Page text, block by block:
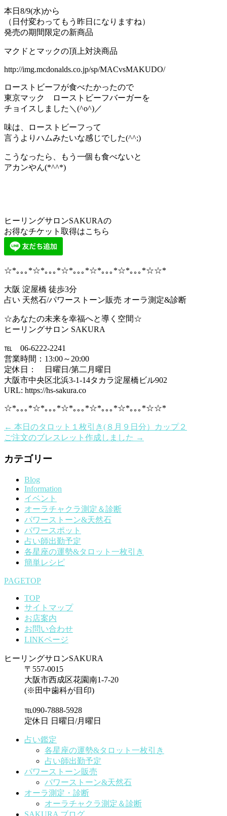
本日8/9(水)から
（日付変わってもう昨日になりますね）
発売の期間限定の新商品
マクドとマックの頂上対決商品
http://img.mcdonalds.co.jp/sp/MACvsMAKUDO/
ローストビーフが食べたかったので
東京マック ローストビーフバーガーを
チョイスしました＼(^o^)／
味は、ローストビーフって
言うよりハムみたいな感じでした(^^;)
こうなったら、もう一個も食べないと
アカンやん(*^^*)
ヒーリングサロンSAKURAの
お得なチケット取得はこちら
☆*｡｡｡*☆*｡｡｡*☆*｡｡｡*☆*｡｡｡*☆*｡｡｡*☆☆*
大阪 淀屋橋 徒歩3分
占い 天然石/パワーストーン販売 オーラ測定&診断
☆あなたの未来を幸福へと導く空間☆
ヒーリングサロン SAKURA
℡ 06-6222-2241
営業時間：13:00～20:00
定休日： 日曜日/第二月曜日
大阪市中央区北浜3-1-14タカラ淀屋橋ビル902
URL: https://hs-sakura.co
☆*｡｡｡*☆*｡｡｡*☆*｡｡｡*☆*｡｡｡*☆*｡｡｡*☆☆*
← 本日のタロット１枚引き(８月９日分）カップ２
ご注文のブレスレット作成しました →
カテゴリー
Blog
Information
イベント
オーラチャクラ測定＆診断
パワーストーン&天然石
パワースポット
占い師出勤予定
各星座の運勢&タロット一枚引き
簡単レシピ
PAGETOP
TOP
サイトマップ
お店案内
お問い合わせ
LINKページ
ヒーリングサロンSAKURA
〒557-0015
大阪市西成区花園南1-7-20
(※田中歯科が目印)
℡090-7888-5928
定休日 日曜日/月曜日
占い鑑定
各星座の運勢&タロット一枚引き
占い師出勤予定
パワーストーン販売
パワーストーン&天然石
オーラ測定・診断
オーラチャクラ測定＆診断